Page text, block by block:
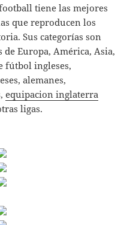
tiene las mejores
que reproducen los
Sus categorías son
Europa, América, Asia,
fútbol ingleses,
alemanes,
equipacion inglaterra
ligas.